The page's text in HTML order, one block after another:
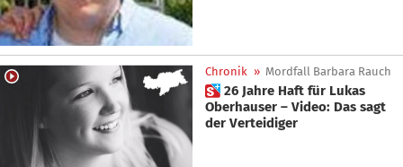
Chronik » Mordfall Barbara Rauch
 26 Jahre Haft für Lukas
Oberhauser – Video: Das sagt
der Verteidiger